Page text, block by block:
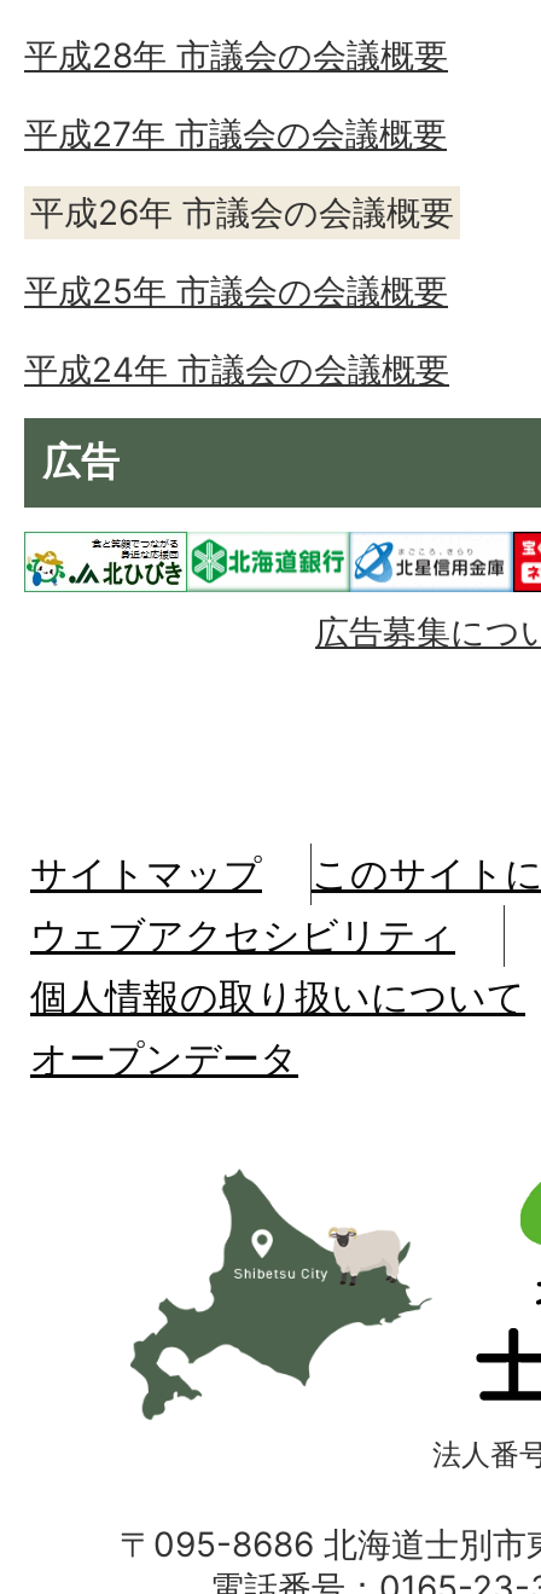
平成28年 市議会の会議概要
平成27年 市議会の会議概要
平成26年 市議会の会議概要
平成25年 市議会の会議概要
平成24年 市議会の会議概要
広告
広告募集につ
サイトマップ
このサイト
ウェブアクセシビリティ
個人情報の取り扱いについて
オープンデータ
別
市
法人番
〒095-8686 北海道士別市